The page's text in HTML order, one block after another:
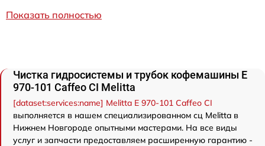
Показать полностью
Чистка гидросистемы и трубок кофемашины Е
970-101 Caffeo CI Melitta
[dataset:services:name] Melitta Е 970-101 Caffeo CI
выполняется в нашем специализированном сц Melitta в
Нижнем Новгороде опытными мастерами. На все виды
услуг и запчасти предоставляем расширенную гарантию -